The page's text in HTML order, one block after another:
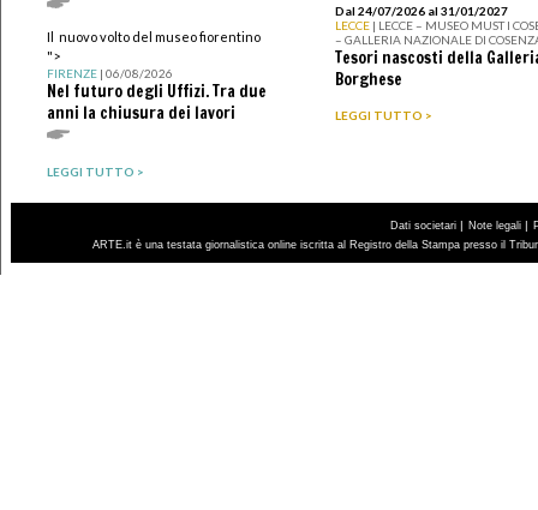
Il nuovo volto del museo fiorentino
">
FIRENZE| 06/08/2026
Nel futuro degli Uffizi. Tra due
anni la chiusura dei lavori
LEGGI TUTTO >
Dal 24/07/2026 al 31/01/2027
LECCE | LECCE – MUSEO MUST I
– GALLERIA NAZIONALE DI
Tesori nascosti della
Borghese
LEGGI TUTTO >
Dati societari | Note legali |
ARTE.it è una testata giornalistica online iscritta al Registro della Stampa presso il